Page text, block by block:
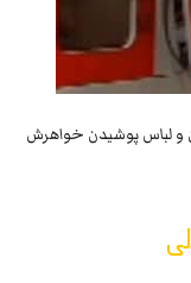
و لباس پوشیدن خواهرش